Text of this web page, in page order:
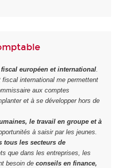
européen et international.
international me permettent
aux comptes
et à se développer hors de
le travail en groupe et à
à saisir par les jeunes.
tous les secteurs de
que dans les entreprises, les
besoin de conseils en finance,